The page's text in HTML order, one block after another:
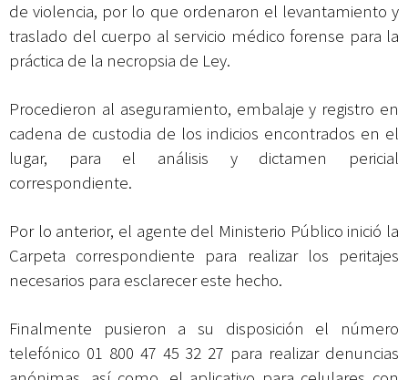
de violencia, por lo que ordenaron el levantamiento y
traslado del cuerpo al servicio médico forense para la
práctica de la necropsia de Ley.
Procedieron al aseguramiento, embalaje y registro en
cadena de custodia de los indicios encontrados en el
lugar, para el análisis y dictamen pericial
correspondiente.
Por lo anterior, el agente del Ministerio Público inició la
Carpeta correspondiente para realizar los peritajes
necesarios para esclarecer este hecho.
Finalmente pusieron a su disposición el número
telefónico 01 800 47 45 32 27 para realizar denuncias